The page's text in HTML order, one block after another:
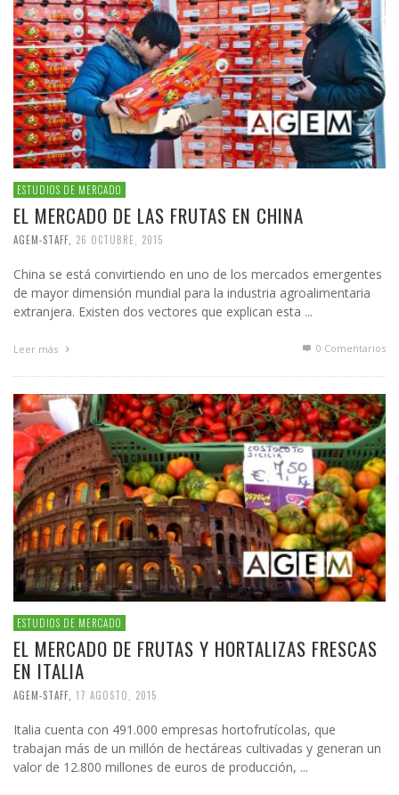
ESTUDIOS DE MERCADO
EL MERCADO DE LAS FRUTAS EN CHINA
AGEM-STAFF 26 OCTUBRE, 2015
China se está convirtiendo en uno de los mercados emergentes
de mayor dimensión mundial para la industria agroalimentaria
extranjera. Existen dos vectores que explican esta ...
Leer más 0 Comentarios
ESTUDIOS DE MERCADO
EL MERCADO DE FRUTAS Y HORTALIZAS FRESCAS
EN ITALIA
AGEM-STAFF 17 AGOSTO, 2015
Italia cuenta con 491.000 empresas hortofrutícolas, que
trabajan más de un millón de hectáreas cultivadas y generan un
valor de 12.800 millones de euros de producción, ...